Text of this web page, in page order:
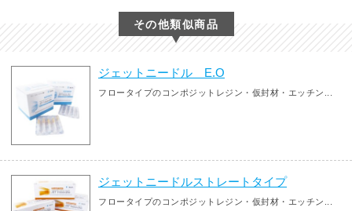
その他類似商品
ジェットニードル E.O
フロータイプのコンポジットレジン・仮封材・エッチン...
ジェットニードルストレートタイプ
フロータイプのコンポジットレジン・仮封材・エッチン...